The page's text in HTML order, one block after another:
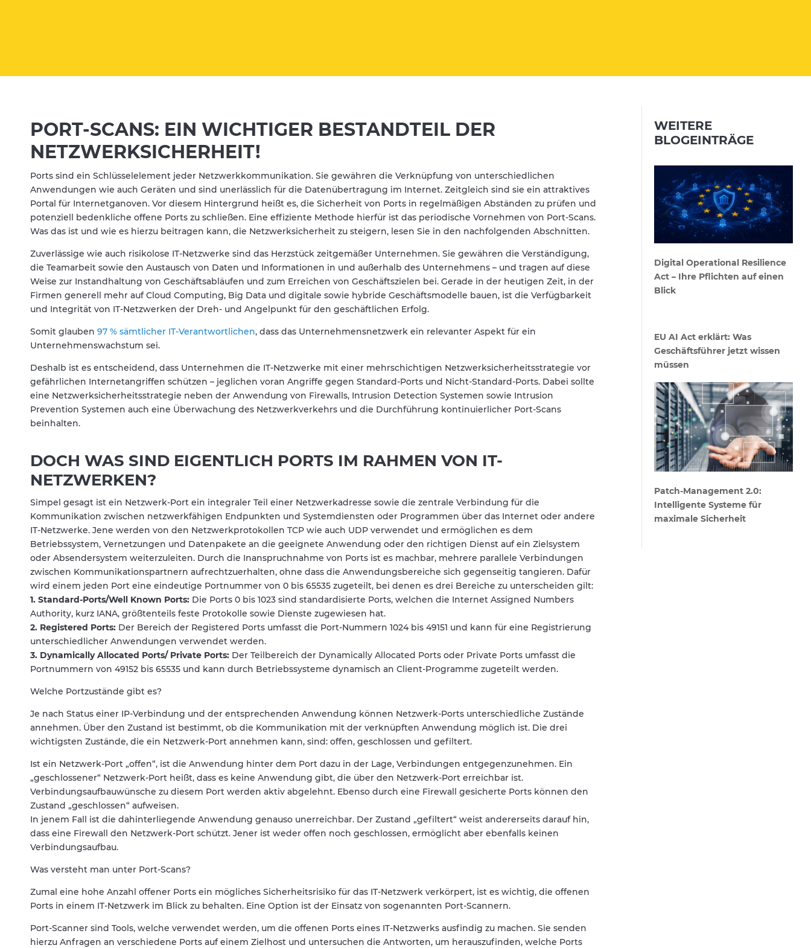
PORT-SCANS: EIN WICHTIGER BESTANDTEIL DER
NETZWERKSICHERHEIT!
Ports sind ein Schlüsselelement jeder Netzwerkkommunikation. Sie gewähren die Verknüpfung von unterschiedlichen
Anwendungen wie auch Geräten und sind unerlässlich für die Datenübertragung im Internet. Zeitgleich sind sie ein attraktives
Portal für Internetganoven. Vor diesem Hintergrund heißt es, die Sicherheit von Ports in regelmäßigen Abständen zu prüfen und
potenziell bedenkliche offene Ports zu schließen. Eine effiziente Methode hierfür ist das periodische Vornehmen von Port-Scans.
Was das ist und wie es hierzu beitragen kann, die Netzwerksicherheit zu steigern, lesen Sie in den nachfolgenden Abschnitten.
Zuverlässige wie auch risikolose IT-Netzwerke sind das Herzstück zeitgemäßer Unternehmen. Sie gewähren die Verständigung,
die Teamarbeit sowie den Austausch von Daten und Informationen in und außerhalb des Unternehmens – und tragen auf diese
Weise zur Instandhaltung von Geschäftsabläufen und zum Erreichen von Geschäftszielen bei. Gerade in der heutigen Zeit, in der
Firmen generell mehr auf Cloud Computing, Big Data und digitale sowie hybride Geschäftsmodelle bauen, ist die Verfügbarkeit
und Integrität von IT-Netzwerken der Dreh- und Angelpunkt für den geschäftlichen Erfolg.
Somit glauben 97 % sämtlicher IT-Verantwortlichen, dass das Unternehmensnetzwerk ein relevanter Aspekt für ein
Unternehmenswachstum sei.
Deshalb ist es entscheidend, dass Unternehmen die IT-Netzwerke mit einer mehrschichtigen Netzwerksicherheitsstrategie vor
gefährlichen Internetangriffen schützen – jeglichen voran Angriffe gegen Standard-Ports und Nicht-Standard-Ports. Dabei sollte
eine Netzwerksicherheitsstrategie neben der Anwendung von Firewalls, Intrusion Detection Systemen sowie Intrusion
Prevention Systemen auch eine Überwachung des Netzwerkverkehrs und die Durchführung kontinuierlicher Port-Scans
beinhalten.
DOCH WAS SIND EIGENTLICH PORTS IM RAHMEN VON IT-
NETZWERKEN?
Simpel gesagt ist ein Netzwerk-Port ein integraler Teil einer Netzwerkadresse sowie die zentrale Verbindung für die
Kommunikation zwischen netzwerkfähigen Endpunkten und Systemdiensten oder Programmen über das Internet oder andere
IT-Netzwerke. Jene werden von den Netzwerkprotokollen TCP wie auch UDP verwendet und ermöglichen es dem
Betriebssystem, Vernetzungen und Datenpakete an die geeignete Anwendung oder den richtigen Dienst auf ein Zielsystem
oder Absendersystem weiterzuleiten. Durch die Inanspruchnahme von Ports ist es machbar, mehrere parallele Verbindungen
zwischen Kommunikationspartnern aufrechtzuerhalten, ohne dass die Anwendungsbereiche sich gegenseitig tangieren. Dafür
wird einem jeden Port eine eindeutige Portnummer von 0 bis 65535 zugeteilt, bei denen es drei Bereiche zu unterscheiden gilt:
1. Standard-Ports/Well Known Ports: Die Ports 0 bis 1023 sind standardisierte Ports, welchen die Internet Assigned Numbers
Authority, kurz IANA, größtenteils feste Protokolle sowie Dienste zugewiesen hat.
2. Registered Ports: Der Bereich der Registered Ports umfasst die Port-Nummern 1024 bis 49151 und kann für eine Registrierung
unterschiedlicher Anwendungen verwendet werden.
3. Dynamically Allocated Ports/ Private Ports: Der Teilbereich der Dynamically Allocated Ports oder Private Ports umfasst die
Portnummern von 49152 bis 65535 und kann durch Betriebssysteme dynamisch an Client-Programme zugeteilt werden.
Welche Portzustände gibt es?
Je nach Status einer IP-Verbindung und der entsprechenden Anwendung können Netzwerk-Ports unterschiedliche Zustände
annehmen. Über den Zustand ist bestimmt, ob die Kommunikation mit der verknüpften Anwendung möglich ist. Die drei
wichtigsten Zustände, die ein Netzwerk-Port annehmen kann, sind: offen, geschlossen und gefiltert.
Ist ein Netzwerk-Port „offen“, ist die Anwendung hinter dem Port dazu in der Lage, Verbindungen entgegenzunehmen. Ein
„geschlossener“ Netzwerk-Port heißt, dass es keine Anwendung gibt, die über den Netzwerk-Port erreichbar ist.
Verbindungsaufbauwünsche zu diesem Port werden aktiv abgelehnt. Ebenso durch eine Firewall gesicherte Ports können den
Zustand „geschlossen“ aufweisen.
In jenem Fall ist die dahinterliegende Anwendung genauso unerreichbar. Der Zustand „gefiltert“ weist andererseits darauf hin,
dass eine Firewall den Netzwerk-Port schützt. Jener ist weder offen noch geschlossen, ermöglicht aber ebenfalls keinen
Verbindungsaufbau.
Was versteht man unter Port-Scans?
Zumal eine hohe Anzahl offener Ports ein mögliches Sicherheitsrisiko für das IT-Netzwerk verkörpert, ist es wichtig, die offenen
Ports in einem IT-Netzwerk im Blick zu behalten. Eine Option ist der Einsatz von sogenannten Port-Scannern.
Port-Scanner sind Tools, welche verwendet werden, um die offenen Ports eines IT-Netzwerks ausfindig zu machen. Sie senden
hierzu Anfragen an verschiedene Ports auf einem Zielhost und untersuchen die Antworten, um herauszufinden, welche Ports
WEITERE
BLOGEINTRÄGE
Digital Operational Resilience
Act – Ihre Pflichten auf einen
Blick
EU AI Act erklärt: Was
Geschäftsführer jetzt wissen
müssen
Patch-Management 2.0:
Intelligente Systeme für
maximale Sicherheit